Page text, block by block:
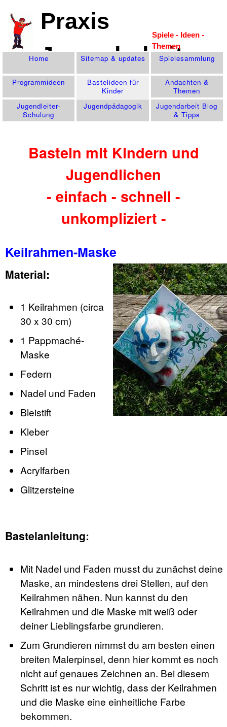
Praxis
Jugendarbeit
Spiele - Ideen -
Themen
Home Sitemap & updates Spiele­sammlung
Programm­ideen
Bastelideen für
Kinder
Andachten &
Themen
Jugendleiter-
Schulung
Jugend­pädagogik
Jugendarbeit Blog
& Tipps
Basteln mit Kindern und
Jugendlichen
- einfach - schnell -
unkompliziert -
Keilrahmen-Maske
Material:
1 Keilrahmen (circa
30 x 30 cm)
1 Pappmaché-
Maske
Federn
Nadel und Faden
Bleistift
Kleber
Pinsel
Acrylfarben
Glitzersteine
Bastelanleitung:
Mit Nadel und Faden musst du zunächst deine
Maske, an mindestens drei Stellen, auf den
Keilrahmen nähen. Nun kannst du den
Keilrahmen und die Maske mit weiß oder
deiner Lieblingsfarbe grundieren.
Zum Grundieren nimmst du am besten einen
breiten Malerpinsel, denn hier kommt es noch
nicht auf genaues Zeichnen an. Bei diesem
Schritt ist es nur wichtig, dass der Keilrahmen
und die Maske eine einheitliche Farbe
bekommen.